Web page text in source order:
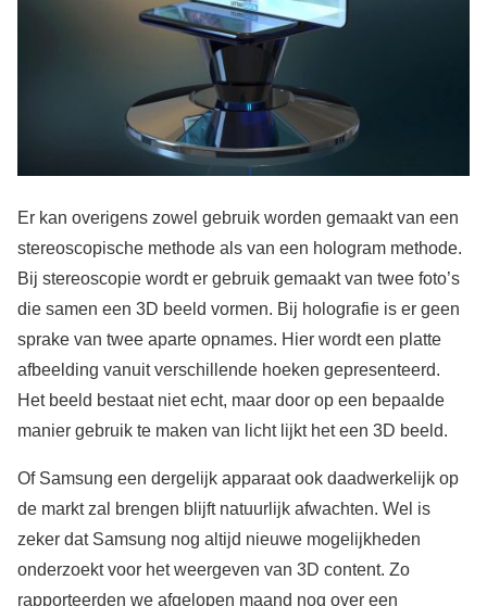
Er kan overigens zowel gebruik worden gemaakt van een
stereoscopische methode als van een hologram methode.
Bij stereoscopie wordt er gebruik gemaakt van twee foto’s
die samen een 3D beeld vormen. Bij holografie is er geen
sprake van twee aparte opnames. Hier wordt een platte
afbeelding vanuit verschillende hoeken gepresenteerd.
Het beeld bestaat niet echt, maar door op een bepaalde
manier gebruik te maken van licht lijkt het een 3D beeld.
Of Samsung een dergelijk apparaat ook daadwerkelijk op
de markt zal brengen blijft natuurlijk afwachten. Wel is
zeker dat Samsung nog altijd nieuwe mogelijkheden
onderzoekt voor het weergeven van 3D content. Zo
rapporteerden we afgelopen maand nog over een